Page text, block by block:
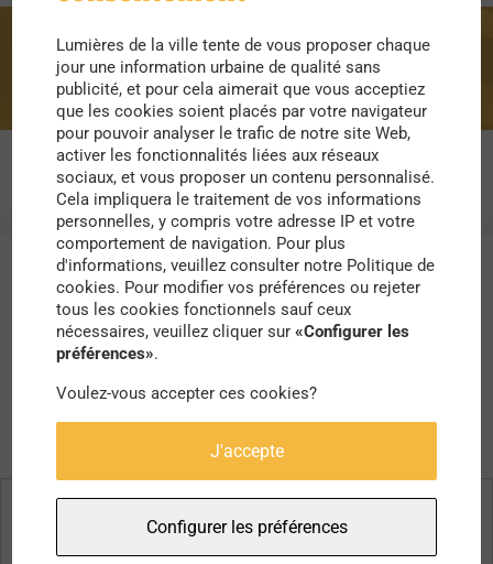
startups
Lumières de la ville tente de vous proposer chaque
jour une information urbaine de qualité sans
publicité, et pour cela aimerait que vous acceptiez
que les cookies soient placés par votre navigateur
pour pouvoir analyser le trafic de notre site Web,
activer les fonctionnalités liées aux réseaux
sociaux, et vous proposer un contenu personnalisé.
Cela impliquera le traitement de vos informations
personnelles, y compris votre adresse IP et votre
comportement de navigation. Pour plus
d'informations, veuillez consulter notre Politique de
cookies. Pour modifier vos préférences ou rejeter
tous les cookies fonctionnels sauf ceux
nécessaires, veuillez cliquer sur«Configurer les
préférences».
Voulez-vous accepter ces cookies?
J'accepte
Configurer les préférences